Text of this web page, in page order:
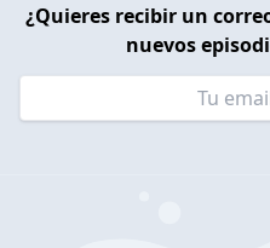
¿Quieres recibir un
nuevos